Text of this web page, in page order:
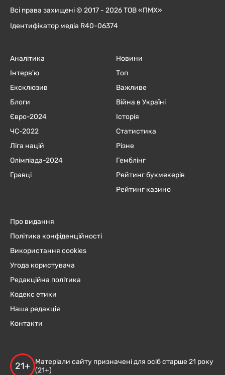
Всі права захищені © 2017 - 2026 ТОВ «ПМХ»
Ідентифікатор медіа R40-06374
Аналітика
Інтерв'ю
Ексклюзив
Блоги
Євро-2024
ЧC-2022
Ліга націй
Олімпіада-2024
Гравці
Новини
Топ
Важливе
Війна в Україні
Історія
Статистика
Різне
Гемблінг
Рейтинг букмекерів
Рейтинг казино
Про видання
Політика конфіденційності
Використання cookies
Угода користувача
Редакційна політика
Кодекс етики
Наша редакція
Контакти
21+
Матеріали сайту призначені для осіб старше 21 року
(21+)